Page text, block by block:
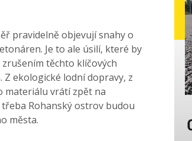
pravidelně objevují snahy o
Je to ale úsilí, které by
těchto klíčových
Z ekologické lodní dopravy, z
materiálu vrátí zpět na
Rohanský ostrov budou
města.